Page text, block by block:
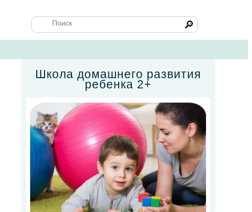
🔎
Школа домашнего развития
ребенка 2+